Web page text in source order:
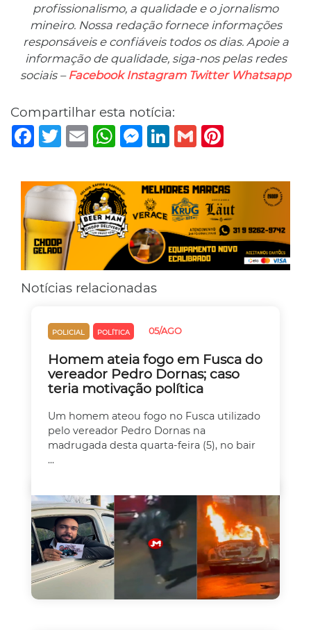
profissionalismo, a qualidade e o jornalismo
mineiro. Nossa redação fornece informações
responsáveis ​​e confiáveis ​​todos os dias. Apoie a
informação de qualidade, siga-nos pelas redes
sociais – Facebook Instagram Twitter Whatsapp
Compartilhar esta notícia:
Facebook
TwitterEmail WhatsAppMessenger
LinkedIn
Gmail
Notícias relacionadas
POLICIAL POLÍTICA 05/AGO
Homem ateia fogo em Fusca do
vereador Pedro Dornas; caso
teria motivação política
Um homem ateou fogo no Fusca utilizado
pelo vereador Pedro Dornas na
madrugada desta quarta-feira (5), no bair
...